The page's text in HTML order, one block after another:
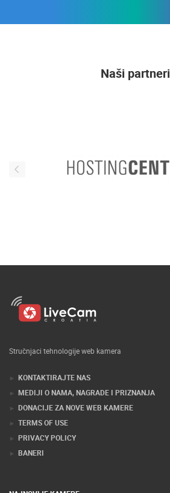
Naši partneri
Stručnjaci tehnologije web kamera
KONTAKTIRAJTE NAS
MEDIJI O NAMA, NAGRADE I PRIZNANJA
DONACIJE ZA NOVE WEB KAMERE
TERMS OF USE
PRIVACY POLICY
BANERI